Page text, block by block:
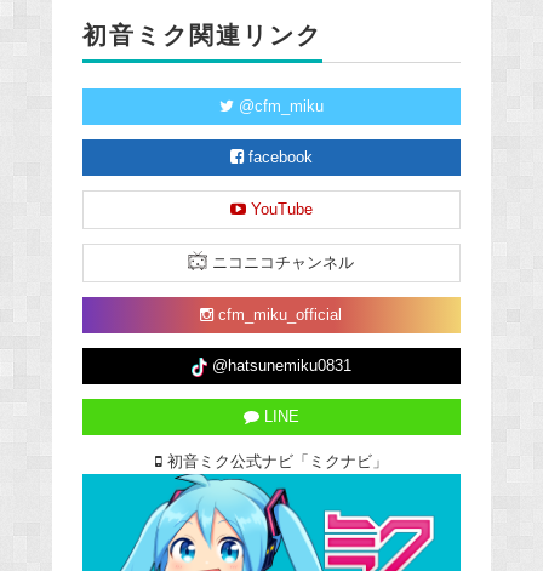
初音ミク関連リンク
@cfm_miku
facebook
YouTube
ニコニコチャンネル
cfm_miku_official
@hatsunemiku0831
LINE
初音ミク公式ナビ「ミクナビ」